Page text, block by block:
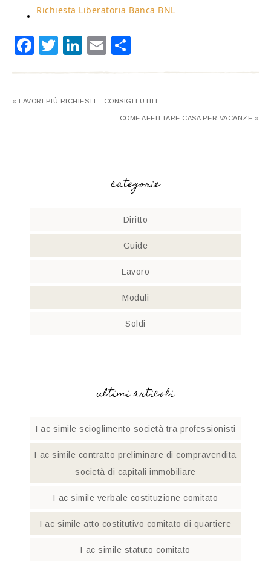
Richiesta Liberatoria Banca BNL
Facebook
Twitter
LinkedIn
Email
« LAVORI PIÙ RICHIESTI – CONSIGLI UTILI
COME AFFITTARE CASA PER VACANZE »
categorie
Diritto
Guide
Lavoro
Moduli
Soldi
ultimi articoli
Fac simile scioglimento società tra professionisti​
Fac simile contratto preliminare di compravendita
società di capitali immobiliare
Fac simile verbale costituzione comitato​
Fac simile atto costitutivo comitato di quartiere​
Fac simile statuto comitato